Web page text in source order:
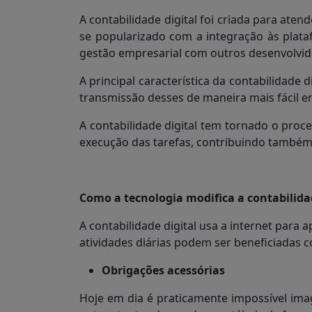
A contabilidade digital foi criada para
se popularizado com a integração às
gestão empresarial com outros
A principal característica da contabilidade
transmissão desses de maneira mais fácil
A contabilidade digital tem tornado o
execução das tarefas, contribuindo
Como a tecnologia modifica a
A contabilidade digital usa a internet para
atividades diárias podem ser beneficiadas
Obrigações acessórias
Hoje em dia é praticamente impossível